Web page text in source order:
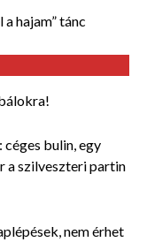
hajam” tánc
bulin, egy
a szilveszteri partin
nem érhet